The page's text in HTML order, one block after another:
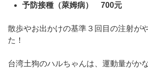
予防接種（萊姆病） 700元
散歩やお出かけの基準３回目の注射が
た！
台湾土狗のハルちゃんは、運動量がか